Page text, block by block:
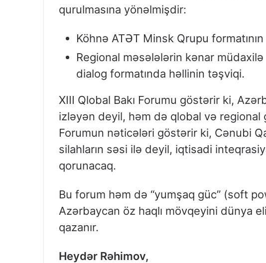
qurulmasına yönəlmişdir:
Köhnə ATƏT Minsk Qrupu
Regional məsələlərin kənar
dialog formatında həllinin təşviqi.
XIII Qlobal Bakı Forumu göstərir ki,
izləyən deyil, həm də qlobal və
Forumun nəticələri göstərir ki, Cənubi
silahların səsi ilə deyil, iqtisadi
qorunacaq.
Bu forum həm də “yumşaq güc” (soft
Azərbaycan öz haqlı mövqeyini dünya
qazanır.
Heydər Rəhimov,